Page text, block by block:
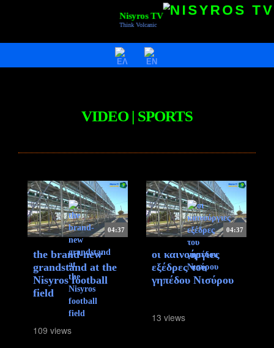
Nisyros TV
Think Volcanic
VIDEO | SPORTS
04:37
the brand-new
grandstand at the
Nisyros football
field
109 views
04:37
οι καινούργιες
εξέδρες του
γηπέδου Νισύρου
13 views